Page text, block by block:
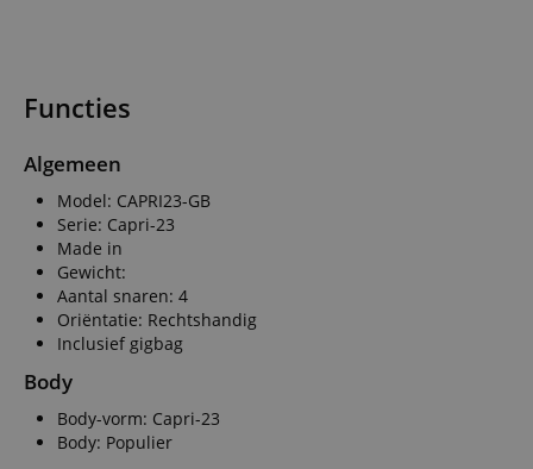
Functies
Algemeen
Model: CAPRI23-GB
Serie: Capri-23
Made in
Gewicht:
Aantal snaren: 4
Oriëntatie: Rechtshandig
Inclusief gigbag
Body
Body-vorm: Capri-23
Body: Populier